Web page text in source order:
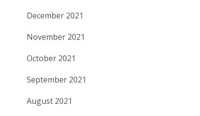
December 2021
November 2021
October 2021
September 2021
August 2021